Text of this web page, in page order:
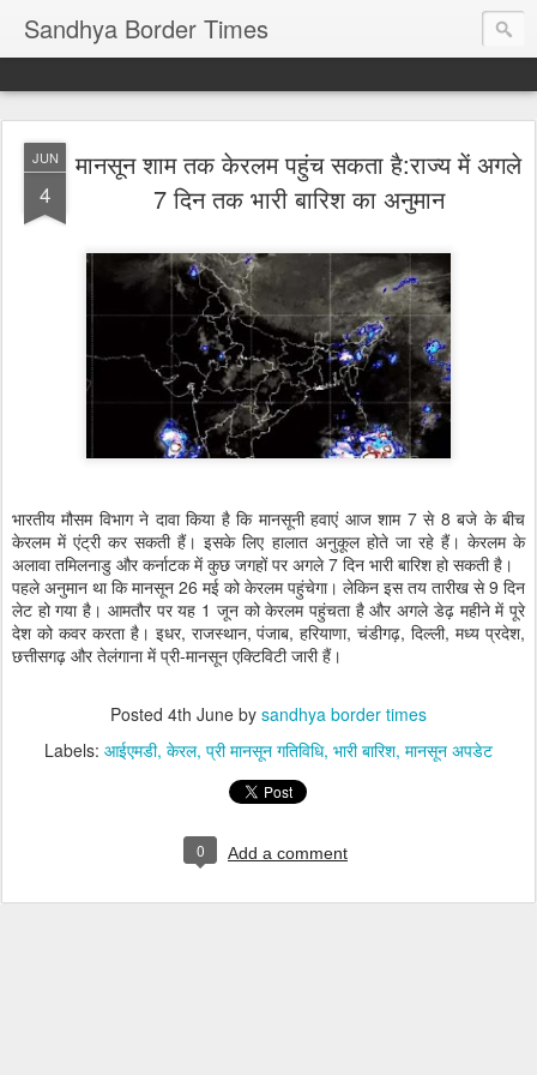
Sandhya Border Times
JUN
4
मानसून शाम तक केरलम पहुंच सकता है:राज्य में अगले
7 दिन तक भारी बारिश का अनुमान
भारतीय मौसम विभाग ने दावा किया है कि मानसूनी हवाएं आज शाम 7 से 8 बजे के बीच
केरलम में एंट्री कर सकती हैं। इसके लिए हालात अनुकूल होते जा रहे हैं। केरलम के
अलावा तमिलनाडु और कर्नाटक में कुछ जगहों पर अगले 7 दिन भारी बारिश हो सकती है।
पहले अनुमान था कि मानसून 26 मई को केरलम पहुंचेगा। लेकिन इस तय तारीख से 9 दिन
लेट हो गया है। आमतौर पर यह 1 जून को केरलम पहुंचता है और अगले डेढ़ महीने में पूरे
देश को कवर करता है। इधर, राजस्थान, पंजाब, हरियाणा, चंडीगढ़, दिल्ली, मध्य प्रदेश,
छत्तीसगढ़ और तेलंगाना में प्री-मानसून एक्टिविटी जारी हैं।
Posted 4th June by sandhya border times
Labels: आईएमडी केरल प्री मानसून गतिविधि भारी बारिश मानसून अपडेट
0 Add a comment